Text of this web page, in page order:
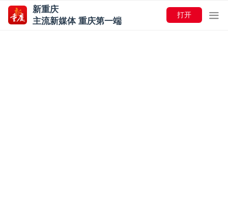
新重庆
主流新媒体 重庆第一端
打开